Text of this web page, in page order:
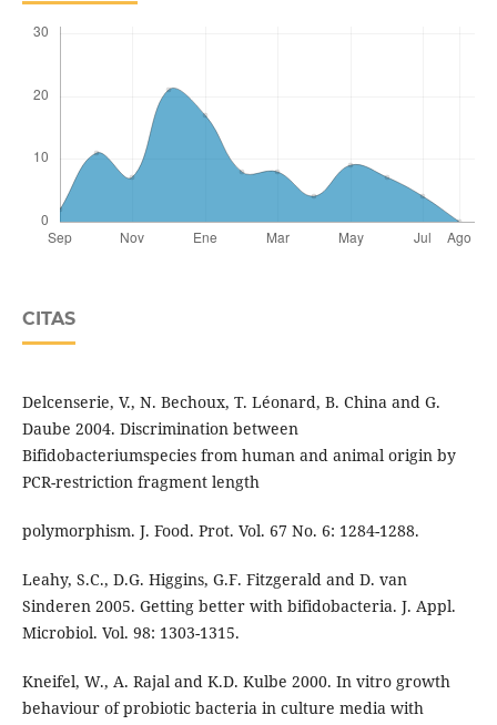
CITAS
Delcenserie, V., N. Bechoux, T. Léonard, B. China and G.
Daube 2004. Discrimination between
Bifidobacteriumspecies from human and animal origin by
PCR-restriction fragment length
polymorphism. J. Food. Prot. Vol. 67 No. 6: 1284-1288.
Leahy, S.C., D.G. Higgins, G.F. Fitzgerald and D. van
Sinderen 2005. Getting better with bifidobacteria. J. Appl.
Microbiol. Vol. 98: 1303-1315.
Kneifel, W., A. Rajal and K.D. Kulbe 2000. In vitro growth
behaviour of probiotic bacteria in culture media with